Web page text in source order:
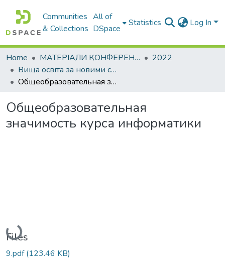
Communities
& Collections
All of
DSpace
Statistics Log In
Home МАТЕРІАЛИ КОНФЕРЕНЦІЙ
2022
Вища освіта за новими стандартами : виклики у контексті діджіталізації та інтеграції в міжнародний освітній простір
Общеобразовательная значимость курса информатики
Общеобразовательная
значимость курса информатики
Loading...
Files
9.pdf(123.46 KB)